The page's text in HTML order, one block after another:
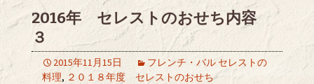
2016年 セレストのおせち内容
３
2015年11月15日
フレンチ・バル セレストの
料理, ２０１８年度 セレストのおせち